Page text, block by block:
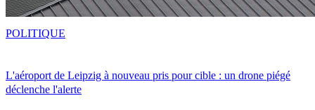
L'aéroport de Leipzig à nouveau pris pour cible : un drone piégé
déclenche l'alerte
POLITIQUE